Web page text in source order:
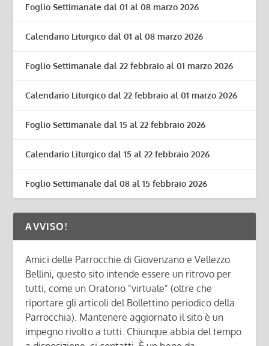
Foglio Settimanale dal 01 al 08 marzo 2026
Calendario Liturgico dal 01 al 08 marzo 2026
Foglio Settimanale dal 22 febbraio al 01 marzo 2026
Calendario Liturgico dal 22 febbraio al 01 marzo 2026
Foglio Settimanale dal 15 al 22 febbraio 2026
Calendario Liturgico dal 15 al 22 febbraio 2026
Foglio Settimanale dal 08 al 15 febbraio 2026
AVVISO!
Amici delle Parrocchie di Giovenzano e Vellezzo
Bellini, questo sito intende essere un ritrovo per
tutti, come un Oratorio "virtuale" (oltre che
riportare gli articoli del Bollettino periodico della
Parrocchia). Mantenere aggiornato il sito è un
impegno rivolto a tutti. Chiunque abbia del tempo